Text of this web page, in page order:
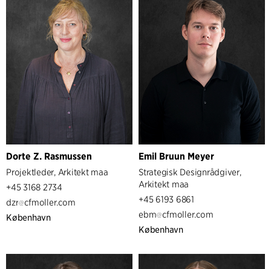
Dorte Z. Rasmussen
Projektleder, Arkitekt maa
+45 3168 2734
dzr
cfmoller.com
København
Emil Bruun Meyer
Strategisk Designrådgiver,
Arkitekt maa
+45 6193 6861
ebm
cfmoller.com
København